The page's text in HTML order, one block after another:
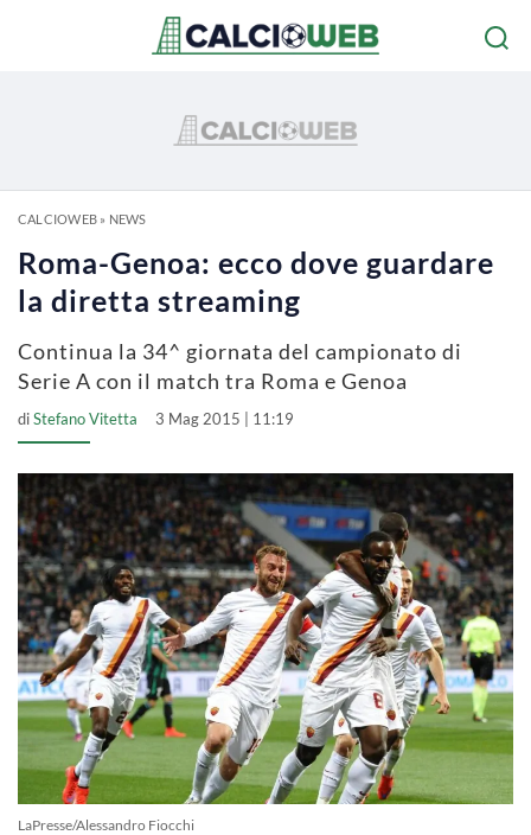
CALCIOWEB» NEWS
Roma-Genoa: ecco dove guardare
la diretta streaming
Continua la 34^ giornata del campionato di
Serie A con il match tra Roma e Genoa
diStefano Vitetta 3 Mag 2015 | 11:19
LaPresse/Alessandro Fiocchi